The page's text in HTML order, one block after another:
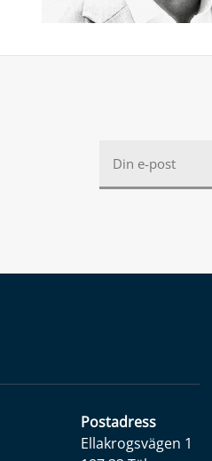
Postadress
Ellakrogsvägen 1